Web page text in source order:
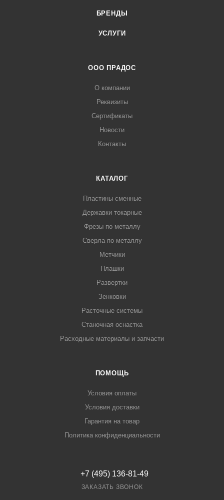
БРЕНДЫ
УСЛУГИ
ООО ПРАДОС
О компании
Реквизиты
Сертификаты
Новости
Контакты
КАТАЛОГ
Пластины сменные
Державки токарные
Фрезы по металлу
Сверла по металлу
Метчики
Плашки
Развертки
Зенковки
Расточные системы
Станочная оснастка
Расходные материалы и запчасти
ПОМОЩЬ
Условия оплаты
Условия доставки
Гарантия на товар
Политика конфиденциальности
+7 (495) 136-81-49
ЗАКАЗАТЬ ЗВОНОК